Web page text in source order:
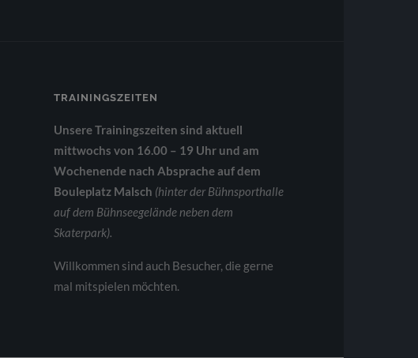
TRAININGSZEITEN
Unsere Trainingszeiten sind aktuell
mittwochs von 16.00 – 19 Uhr und am
Wochenende nach Absprache auf dem
Bouleplatz Malsch (hinter der Bühnsporthalle
auf dem Bühnseegelände neben dem
Skaterpark).
Willkommen sind auch Besucher, die gerne
mal mitspielen möchten.